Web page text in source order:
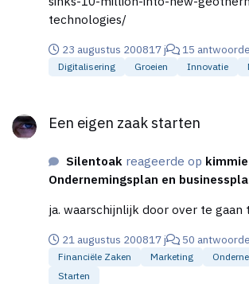
geloof in een trage lange termijn return.
die gebieden bereiken in/door
peiler van een lange termijn verandering, het micro
creditsysteem voor de korte/
ecologische onstabiele zones hun
plenty... :-\
technologies/
23 augustus 200817 j 15
Digitalisering Groeien Innovatie
Een eigen zaak starten
Silentoak reageerde op kimmie
Ondernemingsplan en
21 augustus 200817 j 50
Financiële Zaken Marketing
Starten